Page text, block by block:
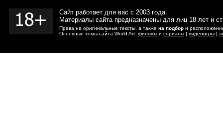
Сайт работает для вас с 2003 года.
Материалы сайта предназначены для лиц 18 лет и
Права на оригинальные тексты, а также на подбор и
Основные темы сайта World Art: фильмы и сериалы | видеоигры |